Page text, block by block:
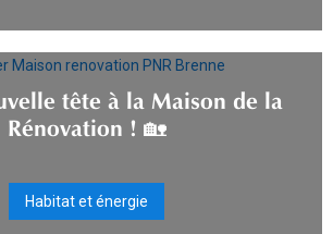
tête à la Maison de la
Rénovation ! 🏡
Habitat et énergie